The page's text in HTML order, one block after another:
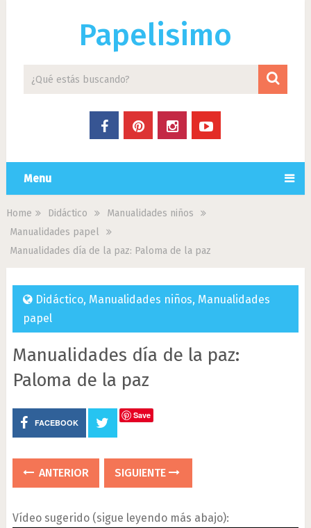
Papelisimo
Menu
Home Didáctico
Manualidades niños
Manualidades papel
Manualidades día de la paz: Paloma de la paz
Didáctico, Manualidades niños, Manualidades
papel
Manualidades día de la paz:
Paloma de la paz
FACEBOOK
Save
ANTERIOR SIGUIENTE
Vídeo sugerido (sigue leyendo más abajo):